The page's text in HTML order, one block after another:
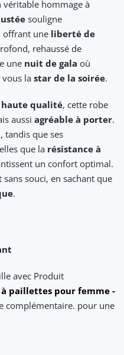
véritable hommage à
souligne
offrant une liberté de
rehaussé de
une nuit de gala où
la star de la soirée.
haute qualité, cette robe
aussi agréable à porter.
tandis que ses
que la résistance à
un confort optimal.
souci, en sachant que
.
avec Produit
paillettes pour femme -
complémentaire. pour une